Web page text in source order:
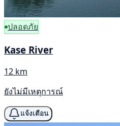
ปลอดภัย
Kase River
12 km
ยังไม่มีเหตุการณ์
แจ้งเตือน